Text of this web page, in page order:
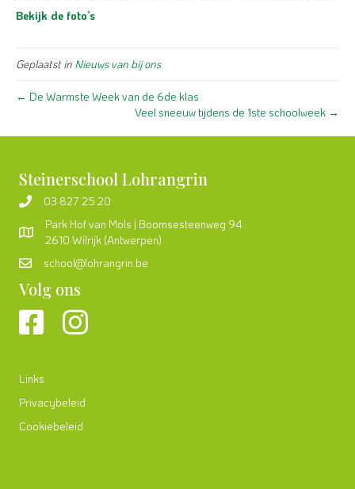
Bekijk de foto’s
Geplaatst in Nieuws van bij ons
← De Warmste Week van de 6de klas
Veel sneeuw tijdens de 1ste schoolweek →
Steinerschool Lohrangrin
03 827 25 20
Park Hof van Mols | Boomsesteenweg 94
2610 Wilrijk (Antwerpen)
school@lohrangrin.be
Volg ons
Links
Privacybeleid
Cookiebeleid